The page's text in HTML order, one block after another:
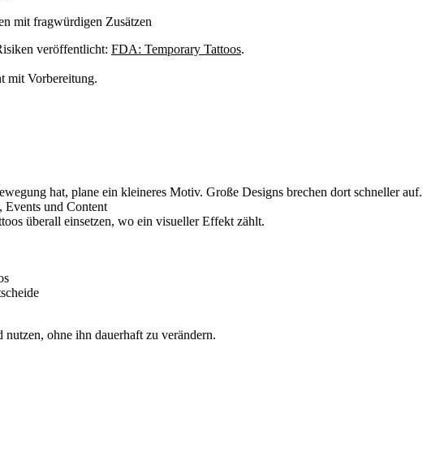
mit fragwürdigen Zusätzen
veröffentlicht: FDA: Temporary Tattoos.
mit Vorbereitung.
hat, plane ein kleineres Motiv. Große Designs brechen dort schneller auf.
Events und Content
überall einsetzen, wo ein visueller Effekt zählt.
ohne ihn dauerhaft zu verändern.